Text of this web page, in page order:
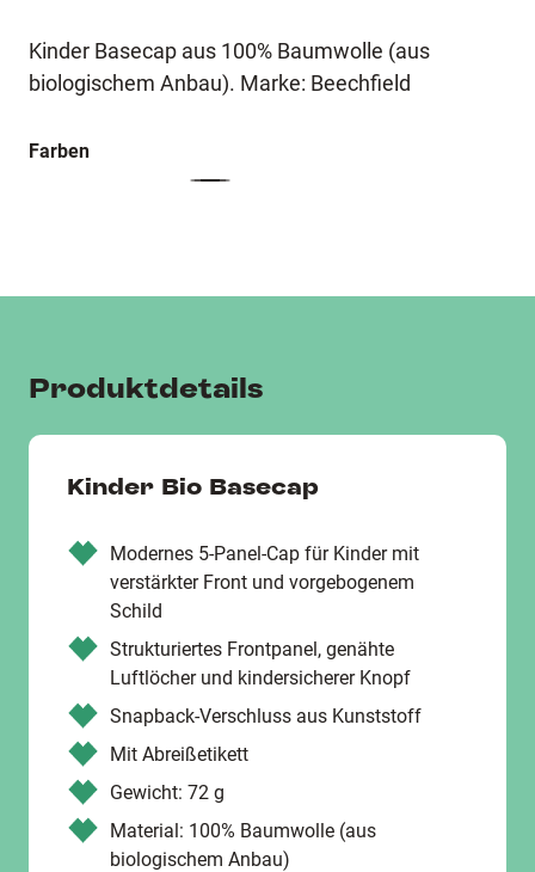
Kinder Basecap aus 100% Baumwolle (aus
biologischem Anbau). Marke: Beechfield
Farben
Produktdetails
Kinder Bio Basecap
Modernes 5-Panel-Cap für Kinder mit
verstärkter Front und vorgebogenem
Schild
Strukturiertes Frontpanel, genähte
Luftlöcher und kindersicherer Knopf
Snapback-Verschluss aus Kunststoff
Mit Abreißetikett
Gewicht: 72 g
Material: 100% Baumwolle (aus
biologischem Anbau)